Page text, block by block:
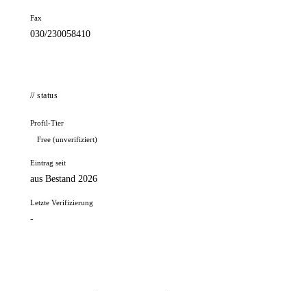
Fax
030/230058410
// status
Profil-Tier
Free (unverifiziert)
Eintrag seit
aus Bestand 2026
Letzte Verifizierung
-